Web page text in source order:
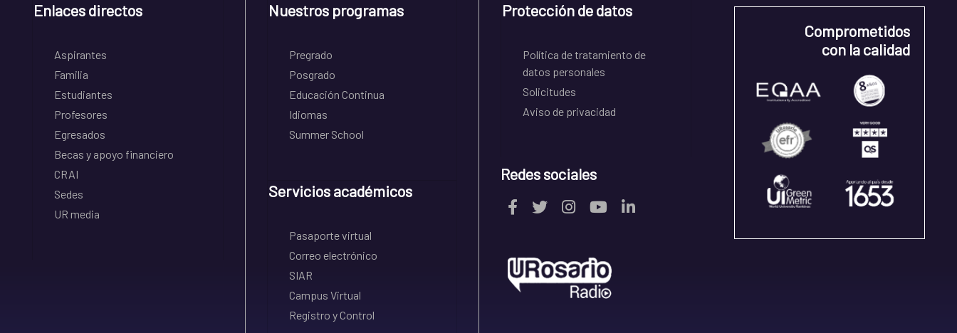
Enlaces directos
Aspirantes
Familia
Estudiantes
Profesores
Egresados
Becas y apoyo financiero
CRAI
Sedes
UR media
Nuestros programas
Pregrado
Posgrado
Educación Continua
Idiomas
Summer School
Servicios académicos
Pasaporte virtual
Correo electrónico
SIAR
Campus Virtual
Registro y Control
Protección de datos
Política de tratamiento de
datos personales
Solicitudes
Aviso de privacidad
Redes sociales
Comprometidos
con la calidad